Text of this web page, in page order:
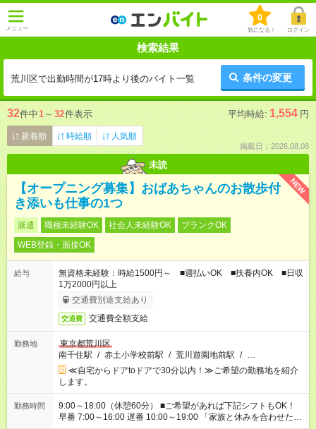
メニュー
0
気になる！ ログイン
検索結果
荒川区で出勤時間が17時より後のバイト一覧 条件の変更
32件中1 ～ 32件表示 平均時給: 1,554 円
新着順 時給順 人気順
掲載日：2026.08.08
未読
NEW
【オープニング募集】おばあちゃんのお散歩付
き添いも仕事の1つ
派遣 職種未経験OK 社会人未経験OK
ブランクOK
WEB登録・面接OK
給与
無資格未経験：時給1500円～ ■週払いOK ■扶養内OK ■日収
1万2000円以上
交通費別途支給あり
交通費 交通費全額支給
勤務地
東京都荒川区
南千住駅 / 赤土小学校前駅 / 荒川遊園地前駅 / …
≪自宅からドアtoドアで30分以内！≫ご希望の勤務地を紹介
します。
勤務時間
9:00～18:00（休憩60分） ■ご希望があれば下記シフトもOK！
早番 7:00～16:00 遅番 10:00～19:00 「家族と休みを合わせた